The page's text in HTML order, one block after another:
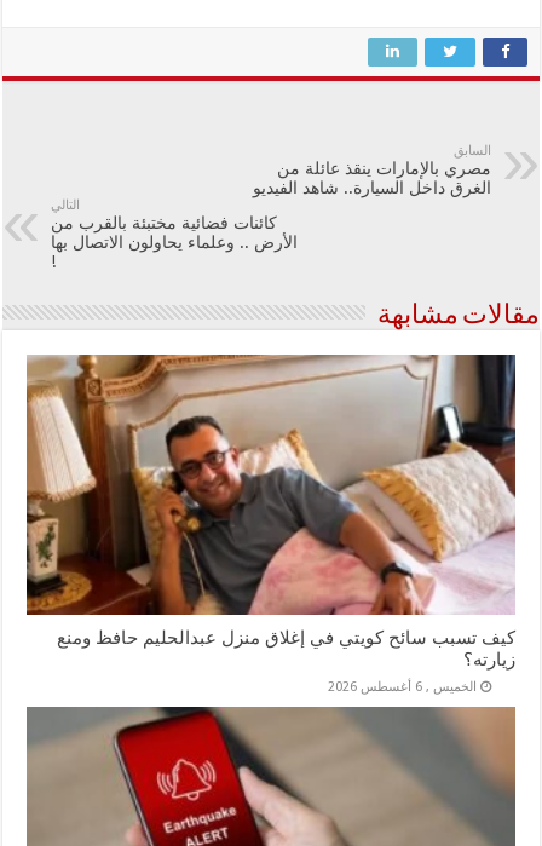
السابق
مصري بالإمارات ينقذ عائلة من
الغرق داخل السيارة.. شاهد الفيديو
التالي
كائنات فضائية مختبئة بالقرب من
الأرض .. وعلماء يحاولون الاتصال بها
!
مقالات مشابهة
كيف تسبب سائح كويتي في إغلاق منزل عبدالحليم حافظ ومنع
زيارته؟
الخميس , 6 أغسطس 2026